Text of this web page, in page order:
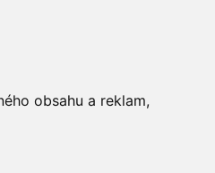
obsahu a reklam,